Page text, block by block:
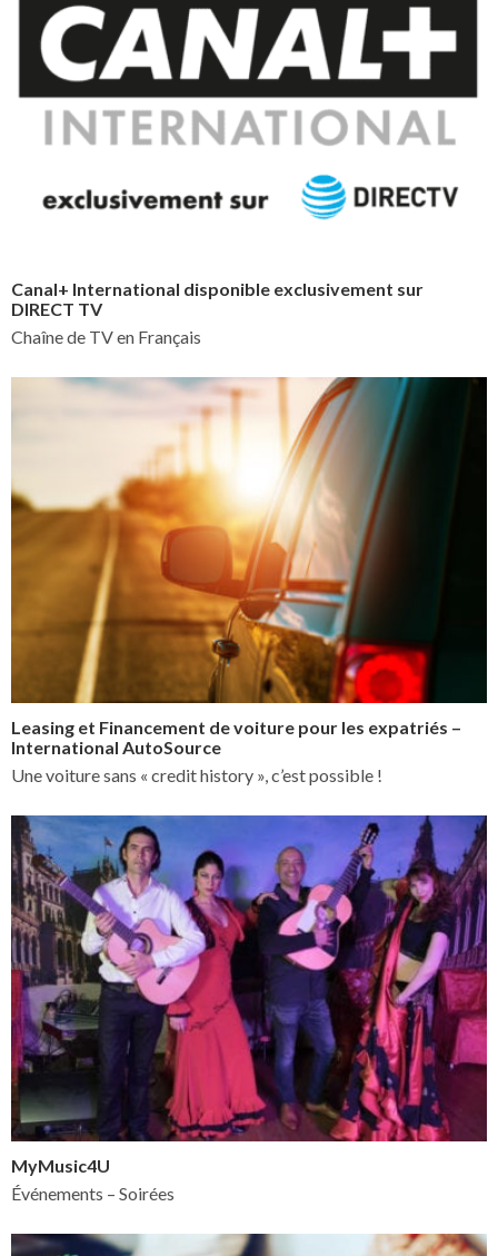
Canal+ International disponible exclusivement sur
DIRECT TV
Chaîne de TV en Français
Leasing et Financement de voiture pour les expatriés –
International AutoSource
Une voiture sans « credit history », c’est possible !
MyMusic4U
Événements – Soirées